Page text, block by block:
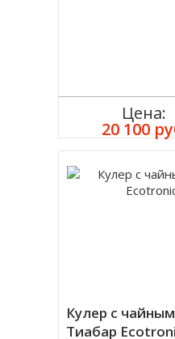
Цена:
20 100
Кулер с
Тиабар